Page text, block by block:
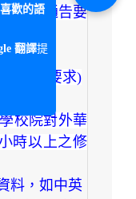
(依各通告要
各通告要求)
校院對外華
時以上之修
料，如中英
歡的語
翻譯提